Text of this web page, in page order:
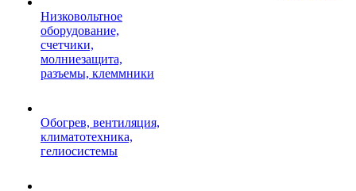
Низковольтное
оборудование,
счетчики,
молниезащита,
разъемы, клеммники
Обогрев, вентиляция,
климатотехника,
гелиосистемы